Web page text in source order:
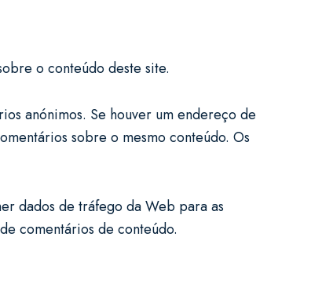
o conteúdo deste site.
anónimos. Se houver um endereço de
sobre o mesmo conteúdo. Os
dados de tráfego da Web para as
comentários de conteúdo.